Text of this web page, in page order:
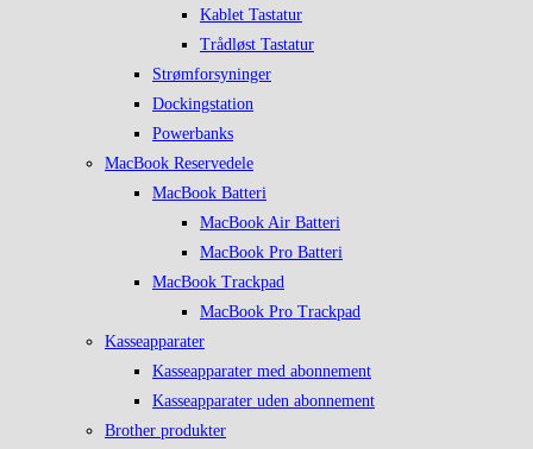
Kablet Tastatur
Trådløst Tastatur
Strømforsyninger
Dockingstation
Powerbanks
MacBook Reservedele
MacBook Batteri
MacBook Air Batteri
MacBook Pro Batteri
MacBook Trackpad
MacBook Pro Trackpad
Kasseapparater
Kasseapparater med abonnement
Kasseapparater uden abonnement
Brother produkter